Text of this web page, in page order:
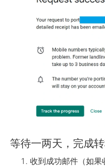
等待一两天，完成
收到成功邮件（如